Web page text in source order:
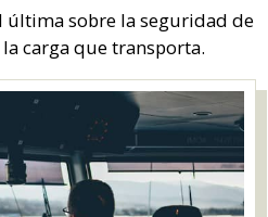
últimasobre la seguridad de
carga que transporta.